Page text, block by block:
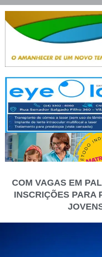
COM VAGAS EM
INSCRIÇÕES PARA